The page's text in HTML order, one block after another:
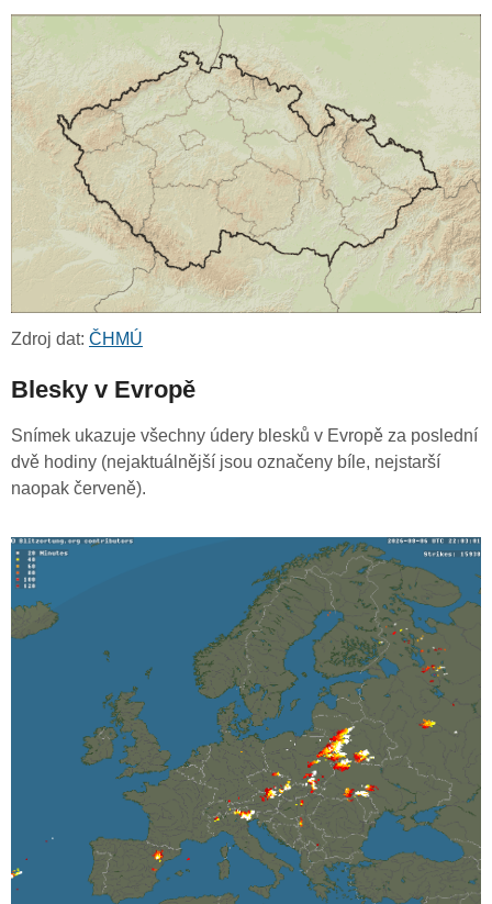
Zdroj dat: ČHMÚ
Blesky v Evropě
Snímek ukazuje všechny údery blesků v Evropě za poslední
dvě hodiny (nejaktuálnější jsou označeny bíle, nejstarší
naopak červeně).